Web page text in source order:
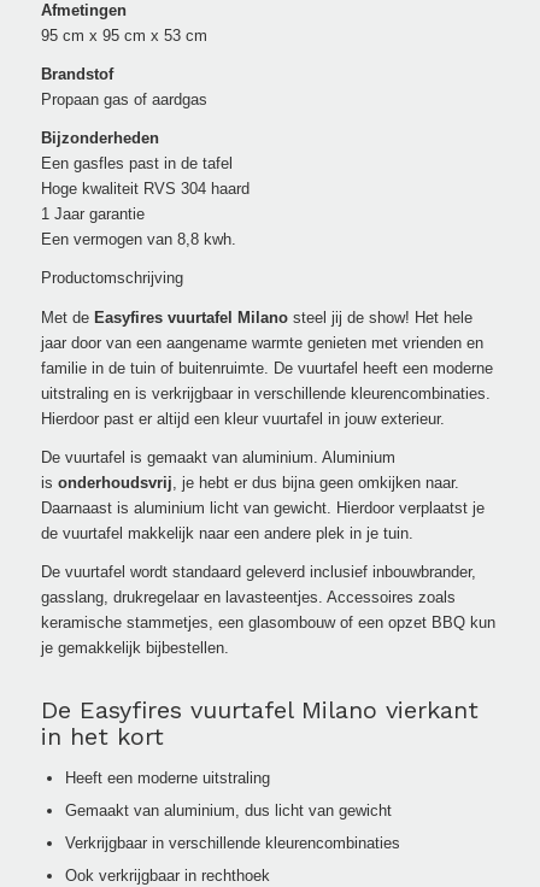
Afmetingen
95 cm x 95 cm x 53 cm
Brandstof
Propaan gas of aardgas
Bijzonderheden
Een gasfles past in de tafel
Hoge kwaliteit RVS 304 haard
1 Jaar garantie
Een vermogen van 8,8 kwh.
Productomschrijving
Met de Easyfires vuurtafel Milanosteel jij de show! Het hele
jaar door van een aangename warmte genieten met vrienden en
familie in de tuin of buitenruimte. De vuurtafel heeft een moderne
uitstraling en is verkrijgbaar in verschillende kleurencombinaties.
Hierdoor past er altijd een kleur vuurtafel in jouw exterieur.
De vuurtafel is gemaakt van aluminium. Aluminium
is onderhoudsvrij , je hebt er dus bijna geen omkijken naar.
Daarnaast is aluminium licht van gewicht. Hierdoor verplaatst je
de vuurtafel makkelijk naar een andere plek in je tuin.
De vuurtafel wordt standaard geleverd inclusief inbouwbrander,
gasslang, drukregelaar en lavasteentjes. Accessoires zoals
keramische stammetjes, een glasombouw of een opzet BBQ kun
je gemakkelijk bijbestellen.
De Easyfires vuurtafel Milano vierkant
in het kort
Heeft een moderne uitstraling
Gemaakt van aluminium, dus licht van gewicht
Verkrijgbaar in verschillende kleurencombinaties
Ook verkrijgbaar in rechthoek